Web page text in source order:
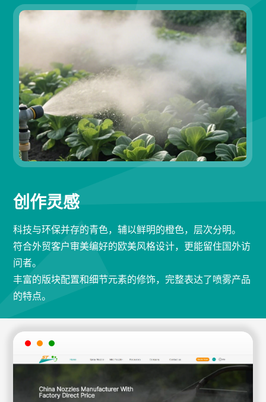
创作灵感
科技与环保并存的青色，辅以鲜明的橙色，层次分明。
符合外贸客户审美编好的欧美风格设计，更能留住国外访
问者。
丰富的版块配置和细节元素的修饰，完整表达了喷雾产品
的特点。